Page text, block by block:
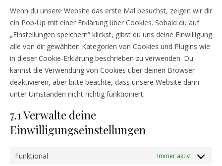
Wenn du unsere Website das erste Mal besuchst, zeigen wir dir
ein Pop-Up mit einer Erklärung über Cookies. Sobald du auf
„Einstellungen speichern“ klickst, gibst du uns deine Einwilligung
alle von dir gewählten Kategorien von Cookies und Plugins wie
in dieser Cookie-Erklärung beschrieben zu verwenden. Du
kannst die Verwendung von Cookies über deinen Browser
deaktivieren, aber bitte beachte, dass unsere Website dann
unter Umständen nicht richtig funktioniert.
7.1 Verwalte deine
Einwilligungseinstellungen
Funktional Immer aktiv